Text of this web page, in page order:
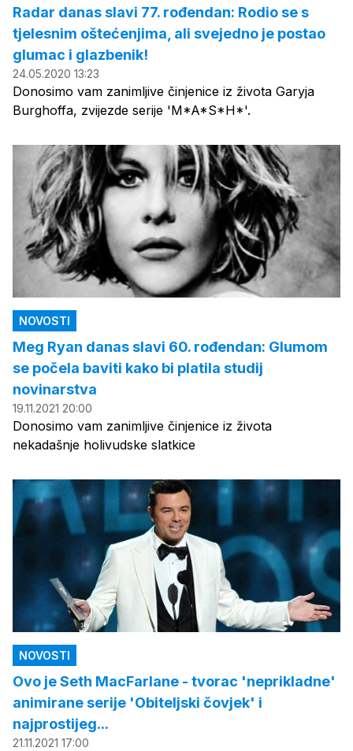
Radar danas slavi 77. rođendan: Rodio se s
tjelesnim oštećenjima, ali svejedno je postao
glumac i glazbenik!
24.05.2020 13:23
Donosimo vam zanimljive činjenice iz života Garyja
Burghoffa, zvijezde serije 'M*A*S*H*'.
NOVOSTI
Meg Ryan danas slavi 60. rođendan: Glumom
se počela baviti kako bi platila studij
novinarstva
19.11.2021 20:00
Donosimo vam zanimljive činjenice iz života
nekadašnje holivudske slatkice
NOVOSTI
Ovo je Seth MacFarlane - tvorac 'neprikladne'
animirane serije 'Obiteljski čovjek' i
najprostijeg...
21.11.2021 17:00